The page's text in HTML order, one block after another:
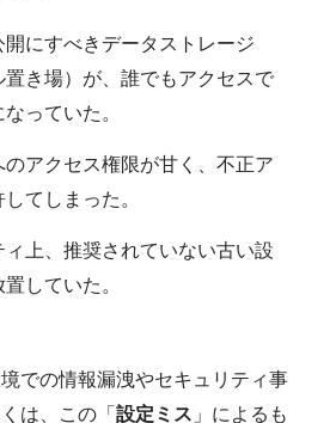
開にすべきデータストレージ
置き場）が、誰でもアクセスで
っていた。
のアクセス権限が甘く、不正ア
てしまった。
ィ上、推奨されていない古い設
していた。
での情報漏洩やセキュリティ事
は、この「 設定ミス 」によるも